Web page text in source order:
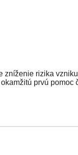
rizika
prvú pomoc